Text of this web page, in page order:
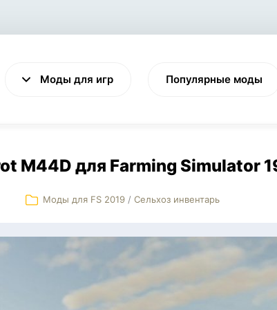
Моды для игр
VALHEIM CYBERPUNK 2077
Популярные моды
M44D для Farming Simulator
Моды для FS 2019/ Сельхоз инвентарь